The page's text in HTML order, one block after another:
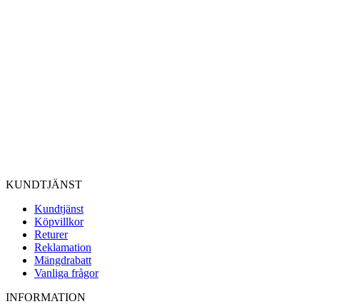
KUNDTJÄNST
Kundtjänst
Köpvillkor
Returer
Reklamation
Mängdrabatt
Vanliga frågor
INFORMATION